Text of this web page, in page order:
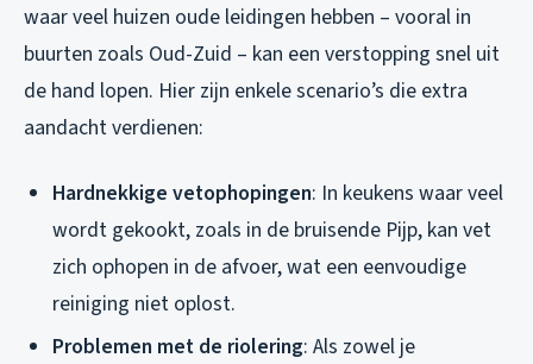
waar veel huizen oude leidingen hebben – vooral in
buurten zoals Oud-Zuid – kan een verstopping snel uit
de hand lopen. Hier zijn enkele scenario’s die extra
aandacht verdienen:
Hardnekkige vetophopingen: In keukens waar veel
wordt gekookt, zoals in de bruisende Pijp, kan vet
zich ophopen in de afvoer, wat een eenvoudige
reiniging niet oplost.
Problemen met de riolering: Als zowel je